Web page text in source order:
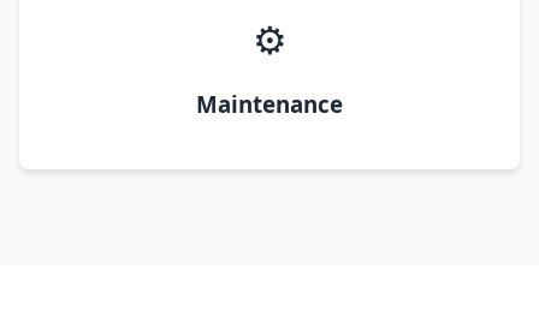
⚙️
Maintenance